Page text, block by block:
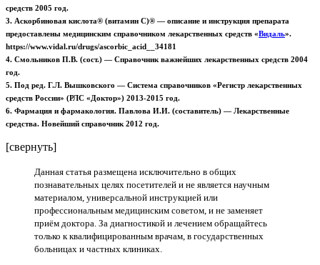
средств 2005 год.
3. Аскорбиновая кислота® (витамин С)® — описание и инструкция препарата
предоставлены медицинским справочником лекарственных средств «Видаль».
https://www.vidal.ru/drugs/ascorbic_acid__34181
4. Смольников П.В. (сост.) — Справочник важнейших лекарственных средств 2004
год.
5. Под ред. Г.Л. Вышковского — Система справочников «Регистр лекарственных
средств России» (РЛС «Доктор») 2013-2015 год.
6. Фармация и фармакология. Павлова И.И. (составитель) — Лекарственные
средства. Новейший справочник 2012 год.
[свернуть]
Данная статья размещена исключительно в общих
познавательных целях посетителей и не является научным
материалом, универсальной инструкцией или
профессиональным медицинским советом, и не заменяет
приём доктора. За диагностикой и лечением обращайтесь
только к квалифицированным врачам, в государственных
больницах и частных клиниках.